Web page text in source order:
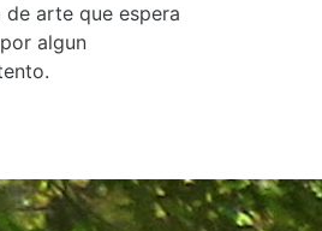
de arte que espera
algun